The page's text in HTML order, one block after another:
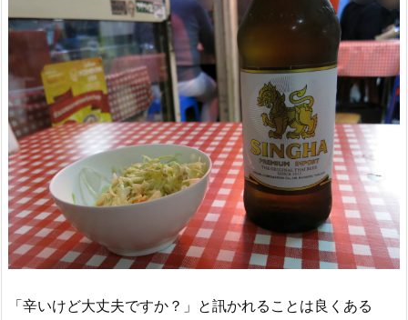
「辛いけど大丈夫ですか？」と訊かれることは良くある